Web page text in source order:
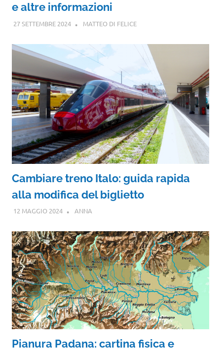
e altre informazioni
27 SETTEMBRE 2024 MATTEO DI FELICE
Cambiare treno Italo: guida rapida
alla modifica del biglietto
12 MAGGIO 2024 ANNA
Pianura Padana: cartina fisica e